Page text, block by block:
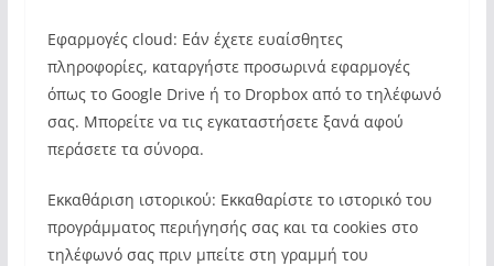
Εφαρμογές cloud: Εάν έχετε ευαίσθητες
πληροφορίες, καταργήστε προσωρινά εφαρμογές
όπως το Google Drive ή το Dropbox από το τηλέφωνό
σας. Μπορείτε να τις εγκαταστήσετε ξανά αφού
περάσετε τα σύνορα.
Εκκαθάριση ιστορικού: Εκκαθαρίστε το ιστορικό του
προγράμματος περιήγησής σας και τα cookies στο
τηλέφωνό σας πριν μπείτε στη γραμμή του